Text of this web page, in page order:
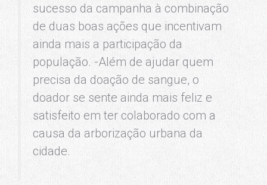
sucesso da campanha à combinação
de duas boas ações que incentivam
ainda mais a participação da
população. -Além de ajudar quem
precisa da doação de sangue, o
doador se sente ainda mais feliz e
satisfeito em ter colaborado com a
causa da arborização urbana da
cidade.